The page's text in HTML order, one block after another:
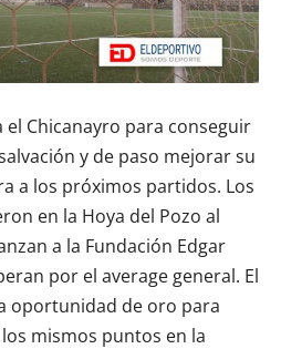
Chicanayro para conseguir
y de paso mejorar su
a los próximos partidos. Los
en la Hoya del Pozo al
a la Fundación Edgar
por el average general. El
oportunidad de oro para
mismos puntos en la